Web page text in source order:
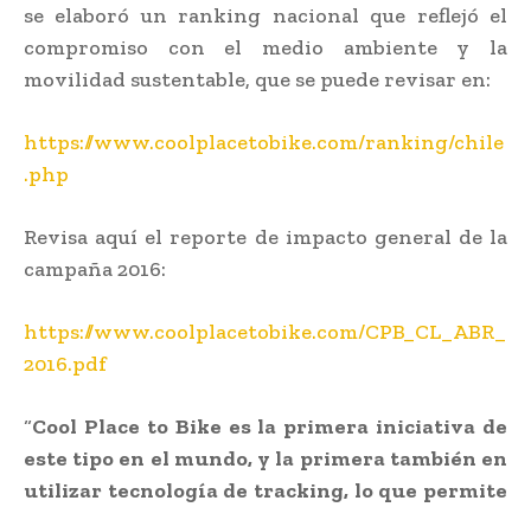
se elaboró un ranking nacional que reflejó el
compromiso con el medio ambiente y la
movilidad sustentable, que se puede revisar en:
https://www.coolplacetobike.com/ranking/chile
.php
Revisa aquí el reporte de impacto general de la
campaña 2016:
https://www.coolplacetobike.com/CPB_CL_ABR_
2016.pdf
“Cool Place to Bike es la primera iniciativa de
este tipo en el mundo, y la primera también en
utilizar tecnología de tracking, lo que permite